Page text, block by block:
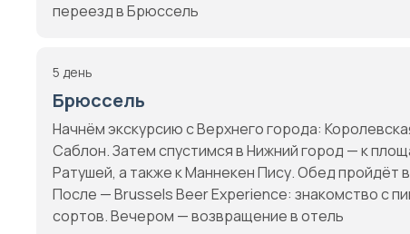
переезд в Брюссель
5 день
Брюссель
Начнём экскурсию с Верхнего города:
Саблон. Затем спустимся в Нижний город — к
Ратушей, а также к Маннекен Пису. Обед пройдёт
После — Brussels Beer Experience: знакомство с
сортов. Вечером — возвращение в отель